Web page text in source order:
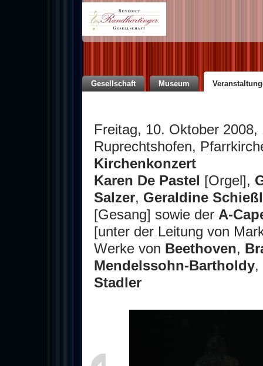
Gesellschaft Museum
Freitag, 10. Oktober
Ruprechtshofen,
Kirchenkonzert
Karen De Pastel [Orgel],
Salzer, Geraldine Schießl
[Gesang] sowie der A-
[unter der Leitung von
Werke von Beethoven,
Mendelssohn-Bartholdy,
Stadler